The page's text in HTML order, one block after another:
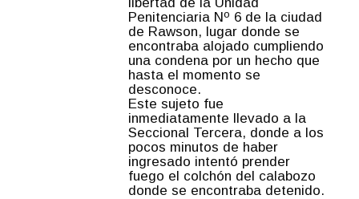
Penitenciaria Nº 6 de la ciudad
de Rawson, lugar donde se
encontraba alojado cumpliendo
una condena por un hecho que
hasta el momento se
desconoce.
Este sujeto fue
inmediatamente llevado a la
Seccional Tercera, donde a los
pocos minutos de haber
ingresado intentó prender
fuego el colchón del calabozo
donde se encontraba detenido.